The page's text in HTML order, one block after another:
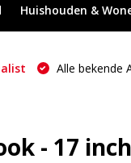
Huishouden &
Alle bekende
- 17